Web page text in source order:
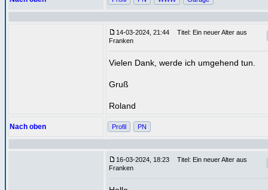
14-03-2024, 21:44
Titel: Ein neuer Alter aus
Franken
Vielen Dank, werde ich umgehend tun.
Gruß
Roland
Nach oben Profil PN
16-03-2024, 18:23
Titel: Ein neuer Alter aus
Franken